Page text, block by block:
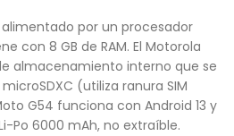
por un procesador
con 8 GB de RAM. El Motorola
almacenamiento interno que se
(utiliza ranura SIM
G54 funciona con Android 13 y
Po 6000 mAh, no extraíble.